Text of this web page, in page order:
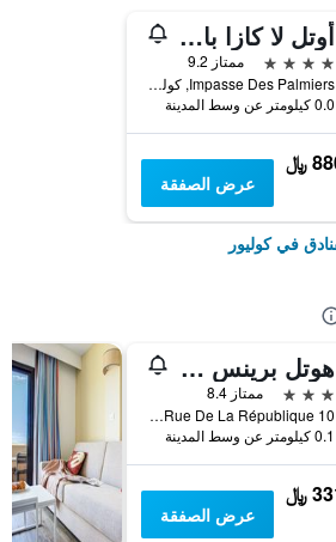
أوتل لا كازا بايرول
4 نجوم
ممتاز 9.2
Impasse Des Palmiers, كوليور, إقليم البرانيس الشرقية, فرنسا
0.0 كيلومتر عن وسط المدينة
﷼
عرض الصفقة
في كوليور
هوتل برينس دو كاتالون
3 نجوم
ممتاز 8.4
10 Rue De La République, كوليور, إقليم البرانيس الشرقية, فرنسا
0.1 كيلومتر عن وسط المدينة
﷼
عرض الصفقة